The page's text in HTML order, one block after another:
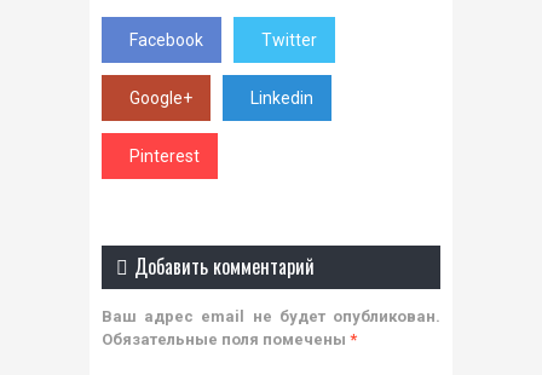
Facebook Twitter
Google+ Linkedin
Pinterest
Добавить комментарий
Ваш адрес email не будет опубликован.
Обязательные поля помечены *